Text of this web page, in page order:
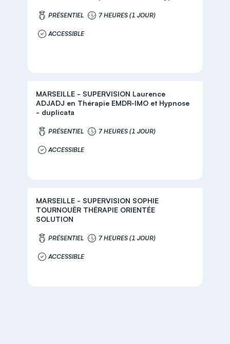
PRÉSENTIEL 7 HEURES (1 JOUR)
ACCESSIBLE
MARSEILLE - SUPERVISION Laurence
ADJADJ en Thérapie EMDR-IMO et Hypnose
- duplicata
PRÉSENTIEL 7 HEURES (1 JOUR)
ACCESSIBLE
MARSEILLE - SUPERVISION SOPHIE
TOURNOUËR THÉRAPIE ORIENTÉE
SOLUTION
PRÉSENTIEL 7 HEURES (1 JOUR)
ACCESSIBLE